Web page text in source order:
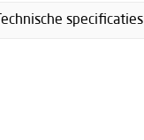
Technische specificaties